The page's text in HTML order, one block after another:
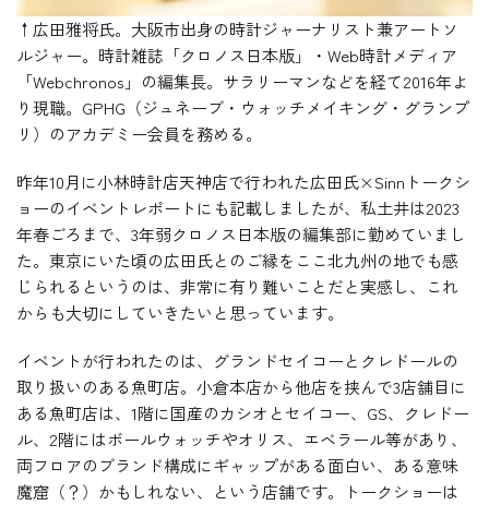
↑広田雅将氏。大阪市出身の時計ジャーナリスト兼アートソ
ルジャー。時計雑誌「クロノス日本版」・Web時計メディア
「Webchronos」の編集長。サラリーマンなどを経て2016年よ
り現職。GPHG（ジュネーブ・ウォッチメイキング・グランプ
リ）のアカデミー会員を務める。
昨年10月に小林時計店天神店で行われた広田氏×Sinnトークシ
ョーのイベントレポートにも記載しましたが、私土井は2023
年春ごろまで、3年弱クロノス日本版の編集部に勤めていまし
た。東京にいた頃の広田氏とのご縁をここ北九州の地でも感
じられるというのは、非常に有り難いことだと実感し、これ
からも大切にしていきたいと思っています。
イベントが行われたのは、グランドセイコーとクレドールの
取り扱いのある魚町店。小倉本店から他店を挟んで3店舗目に
ある魚町店は、1階に国産のカシオとセイコー、GS、クレドー
ル、2階にはボールウォッチやオリス、エベラール等があり、
両フロアのブランド構成にギャップがある面白い、ある意味
魔窟（？）かもしれない、という店舗です。トークショーは